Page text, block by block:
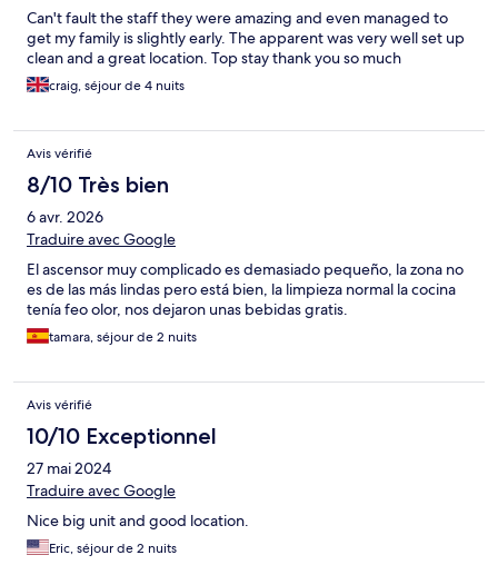
Can't fault the staff they were amazing and even managed to
get my family is slightly early. The apparent was very well set up
clean and a great location. Top stay thank you so much
craig, séjour de 4 nuits
Avis vérifié
8/10 Très bien
6 avr. 2026
Traduire avec Google
El ascensor muy complicado es demasiado pequeño, la zona no
es de las más lindas pero está bien, la limpieza normal la cocina
tenía feo olor, nos dejaron unas bebidas gratis.
tamara, séjour de 2 nuits
Avis vérifié
10/10 Exceptionnel
27 mai 2024
Traduire avec Google
Nice big unit and good location.
Eric, séjour de 2 nuits